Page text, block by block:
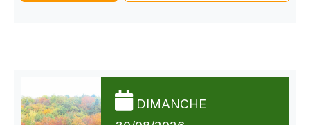
DIMANCHE